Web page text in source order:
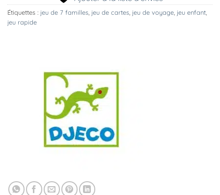
Étiquettes : jeu de 7 familles jeu de cartes jeu de voyage jeu enfant
jeu rapide